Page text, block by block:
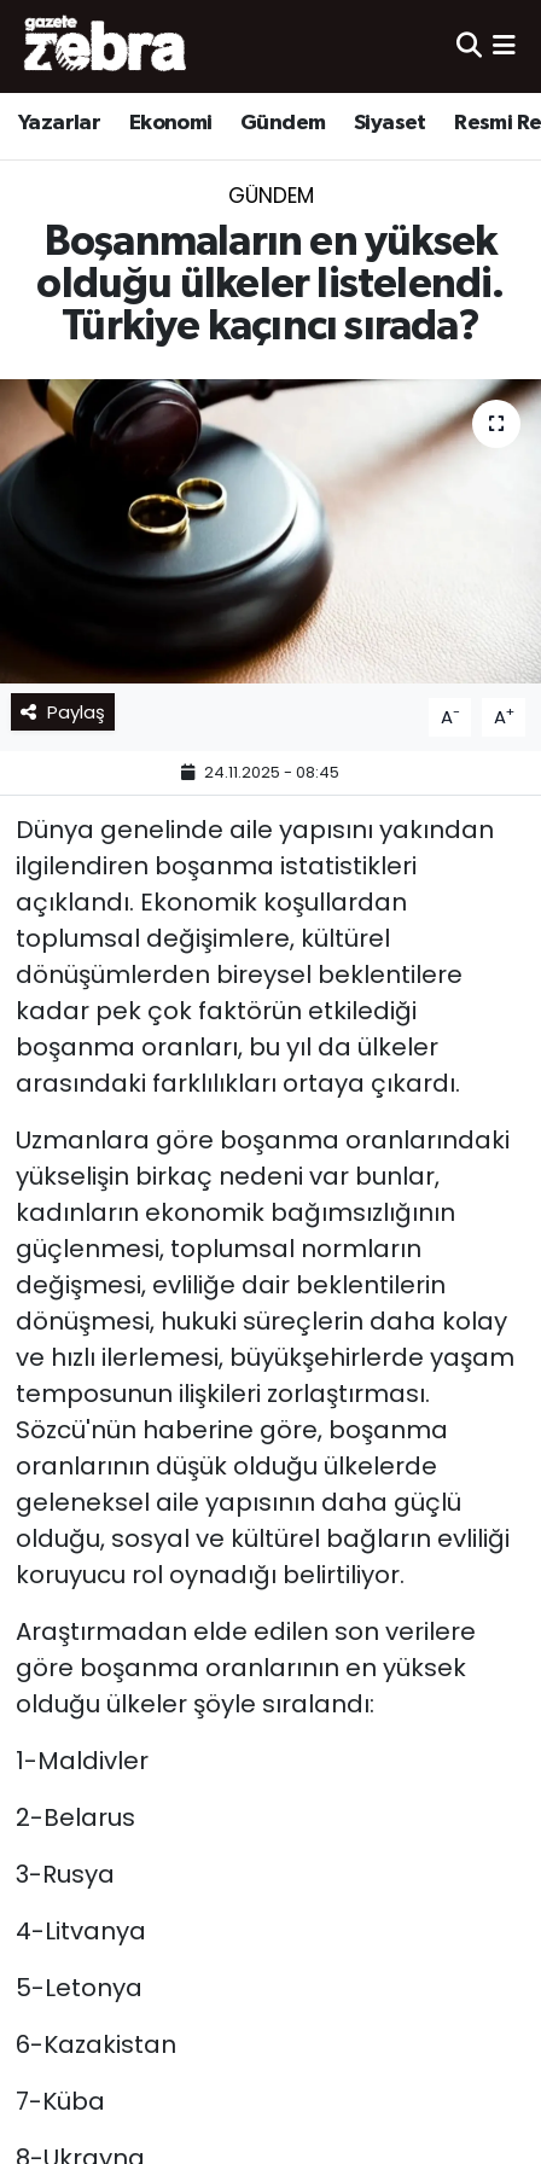
Yazarlar Ekonomi Gündem Siyaset Resmi
GÜNDEM
Boşanmaların en yüksek
olduğu ülkeler listelendi.
Türkiye kaçıncı sırada?
Paylaş A- A+
24.11.2025 - 08:45
Dünya genelinde aile yapısını yakından
ilgilendiren boşanma istatistikleri
açıklandı. Ekonomik koşullardan
toplumsal değişimlere, kültürel
dönüşümlerden bireysel beklentilere
kadar pek çok faktörün etkilediği
boşanma oranları, bu yıl da ülkeler
arasındaki farklılıkları ortaya çıkardı.
Uzmanlara göre boşanma oranlarındaki
yükselişin birkaç nedeni var bunlar,
kadınların ekonomik bağımsızlığının
güçlenmesi, toplumsal normların
değişmesi, evliliğe dair beklentilerin
dönüşmesi, hukuki süreçlerin daha kolay
ve hızlı ilerlemesi, büyükşehirlerde yaşam
temposunun ilişkileri zorlaştırması.
Sözcü'nün haberine göre, boşanma
oranlarının düşük olduğu ülkelerde
geleneksel aile yapısının daha güçlü
olduğu, sosyal ve kültürel bağların evliliği
koruyucu rol oynadığı belirtiliyor.
Araştırmadan elde edilen son verilere
göre boşanma oranlarının en yüksek
olduğu ülkeler şöyle sıralandı:
1-Maldivler
2-Belarus
3-Rusya
4-Litvanya
5-Letonya
6-Kazakistan
7-Küba
Yazarlar
Ekonomi
Yerel
Spor
Nöbetçi Eczaneler
Hava Durumu
Süper Lig Puan Durumu ve Fikstür
Tüm Manşetler
Son Dakika Haberleri
Haber Arşivi